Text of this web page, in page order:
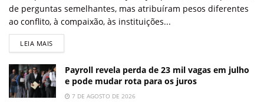
de perguntas semelhantes, mas atribuíram pesos diferentes
ao conflito, à compaixão, às instituições...
LEIA MAIS
Payroll revela perda de 23 mil vagas em julho
e pode mudar rota para os juros
7 DE AGOSTO DE 2026